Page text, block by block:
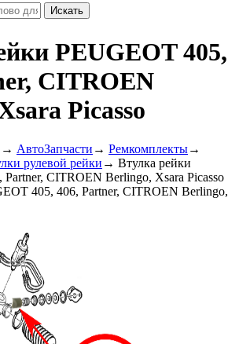
PEUGEOT 405,
CITROEN
Picasso
→ АвтоЗапчасти → Ремкомплекты→
рулевой рейки → Втулка рейки
CITROEN Berlingo, Xsara Picasso
405, 406, Partner, CITROEN Berlingo,